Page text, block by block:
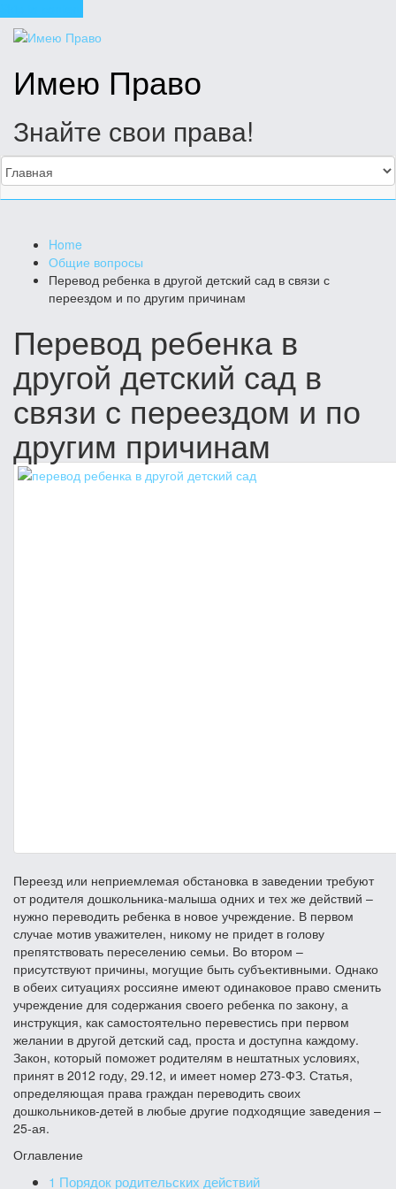
Имею Право
Знайте свои права!
Home
Общие вопросы
Перевод ребенка в другой детский сад в связи с
переездом и по другим причинам
Перевод ребенка в
другой детский сад в
связи с переездом и по
другим причинам
Переезд или неприемлемая обстановка в заведении требуют
от родителя дошкольника-малыша одних и тех же действий –
нужно переводить ребенка в новое учреждение. В первом
случае мотив уважителен, никому не придет в голову
препятствовать переселению семьи. Во втором –
присутствуют причины, могущие быть субъективными. Однако
в обеих ситуациях россияне имеют одинаковое право сменить
учреждение для содержания своего ребенка по закону, а
инструкция, как самостоятельно перевестись при первом
желании в другой детский сад, проста и доступна каждому.
Закон, который поможет родителям в нештатных условиях,
принят в 2012 году, 29.12, и имеет номер 273-ФЗ. Статья,
определяющая права граждан переводить своих
дошкольников-детей в любые другие подходящие заведения –
25-ая.
Оглавление
1 Порядок родительских действий